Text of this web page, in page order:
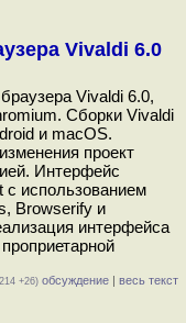
Vivaldi 6.0
Vivaldi 6.0,
Сборки Vivaldi
и macOS.
проект
Интерфейс
с использованием
Browserify и
интерфейса
+26) обсуждение | весь текст